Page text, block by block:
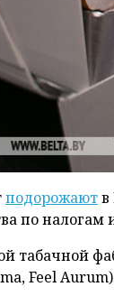
подорожаютв
по налогам
табачной
Feel